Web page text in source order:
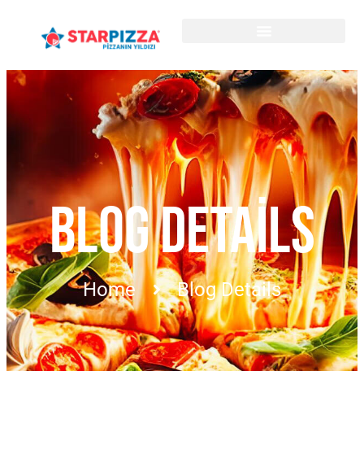
BLOG DETAILS
Home Blog Details